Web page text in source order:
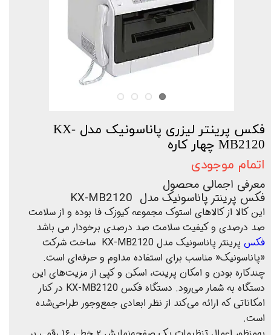
فکس پرینتر لیزری پاناسونیک مدل KX-
MB2120 چهار کاره
اتمام موجودی
معرفی اجمالی محصول
فکس پرینتر پاناسونیک مدل KX-MB2120
این کالا از کالاهای استوک مجموعه کیوزک فا بوده و از سلامت
صد درصدی و کیفیت سلامت صد درصدی برخودار می باشد
فکس
پرینتر پاناسونیک مدل KX-MB2120 ساخت شرکت
«پاناسونیک« مناسب برای استفاده مداوم و حرفه‌ای است.
چندکاره بودن و امکان پرینت، اسکن و کپی از مزیت‌های این
دستگاه به شمار می‌رود. دستگاه فکس KX-MB2120 در کنار
امکاناتی که ارائه می‌کند از نظر ابعادی جمع‌وجور طراحی‌شده
است.